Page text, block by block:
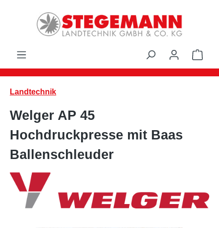
Zum Hauptinhalt springen
Landtechnik
Welger AP 45
Hochdruckpresse mit Baas
Ballenschleuder